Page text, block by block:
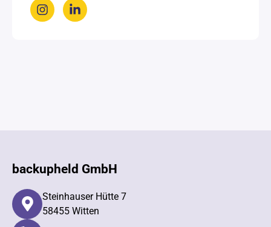
backupheld GmbH
Steinhauser Hütte 7
58455 Witten